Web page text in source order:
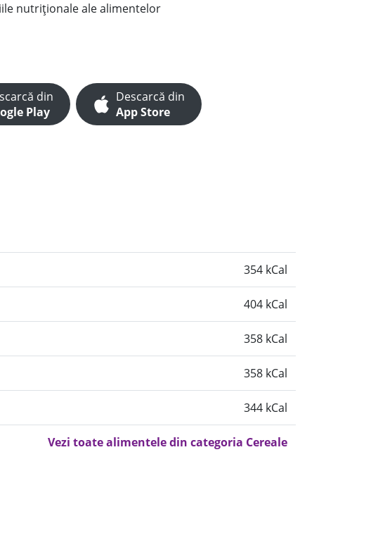
nutriționale ale alimentelor
din
Play
Descarcă din
App Store
354 kCal
404 kCal
358 kCal
358 kCal
344 kCal
Vezi toate alimentele din categoria Cereale